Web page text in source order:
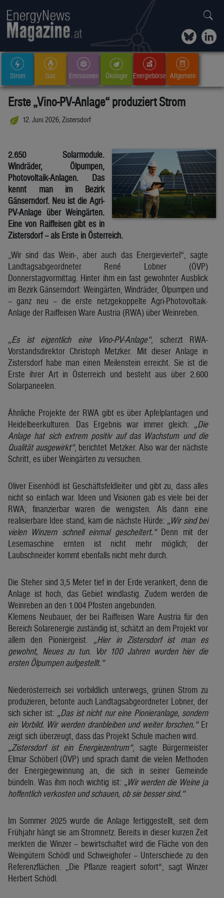
Strom Gas Emissionen Ökologie Energiebörse Allgemein
Erste „Vino-PV-Anlage“ produziert Strom
12. Juni 2026, Zistersdorf
2.650 Solarmodule.
Windräder, Ölpumpen,
Photovoltaik-Anlagen. Das
kennt man im Bezirk
Gänserndorf. Neu ist die Agri-
PV-Anlage über Weingärten.
Eine von Raiffeisen gibt es in
Zistersdorf – als Erste in Österreich.
„Wir sind das Wein-, aber auch das Energieviertel“, sagte
Landtagsabgeordneter René Lobner (ÖVP)
Donnerstagvormittag. Hinter ihm ein fast gewohnter Ausblick
im Bezirk Gänserndorf: Weingärten, Windräder, Ölpumpen und
– ganz neu – die erste netzgekoppelte Agri-Photovoltaik-
Anlage der Raiffeisen Ware Austria (RWA) über Weinreben.
„Es ist eigentlich eine Vino-PV-Anlage“, scherzt RWA-
Vorstandsdirektor Christoph Metzker. Mit dieser Anlage in
Zistersdorf habe man einen Meilenstein erreicht. Sie ist die
Erste ihrer Art in Österreich und besteht aus über 2.600
Solarpaneelen.
Ähnliche Projekte der RWA gibt es über Apfelplantagen und
Heidelbeerkulturen. Das Ergebnis war immer gleich: „Die
Anlage hat sich extrem positiv auf das Wachstum und die
Qualität ausgewirkt“, berichtet Metzker. Also war der nächste
Schritt, es über Weingärten zu versuchen.
Oliver Eisenhödl ist Geschäftsfeldleiter und gibt zu, dass alles
nicht so einfach war. Ideen und Visionen gab es viele bei der
RWA; finanzierbar waren die wenigsten. Als dann eine
realisierbare Idee stand, kam die nächste Hürde: „Wir sind bei
vielen Winzern schnell einmal gescheitert.“ Denn mit der
Lesemaschine ernten ist nicht mehr möglich; der
Laubschneider kommt ebenfalls nicht mehr durch.
Die Steher sind 3,5 Meter tief in der Erde verankert, denn die
Anlage ist hoch, das Gebiet windlastig. Zudem werden die
Weinreben an den 1.004 Pfosten angebunden.
Klemens Neubauer, der bei Raiffeisen Ware Austria für den
Bereich Solarenergie zuständig ist, schätzt an dem Projekt vor
allem den Pioniergeist. „Hier in Zistersdorf ist man es
gewohnt, Neues zu tun. Vor 100 Jahren wurden hier die
ersten Ölpumpen aufgestellt.“
Niederösterreich sei vorbildlich unterwegs, grünen Strom zu
produzieren, betonte auch Landtagsabgeordneter Lobner, der
sich sicher ist: „Das ist nicht nur eine Pionieranlage, sondern
ein Vorbild. Wir werden dranbleiben und weiter forschen.“Er
zeigt sich überzeugt, dass das Projekt Schule machen wird.
„Zistersdorf ist ein Energiezentrum“, sagte Bürgermeister
Elmar Schöberl (ÖVP) und sprach damit die vielen Methoden
der Energiegewinnung an, die sich in seiner Gemeinde
bündeln. Was ihm noch wichtig ist: „Wir werden die Weine ja
hoffentlich verkosten und schauen, ob sie besser sind.“
Im Sommer 2025 wurde die Anlage fertiggestellt, seit dem
Frühjahr hängt sie am Stromnetz. Bereits in dieser kurzen Zeit
merkten die Winzer – bewirtschaftet wird die Fläche von den
Weingütern Schödl und Schweighofer – Unterschiede zu den
Referenzflächen. „Die Pflanze reagiert sofort“, sagt Winzer
Herbert Schödl.